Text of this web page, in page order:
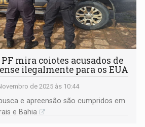
mira coiotes acusados de
ilegalmente para os EUA
de 2025 às 10:44
e apreensão são cumpridos em
e Bahia